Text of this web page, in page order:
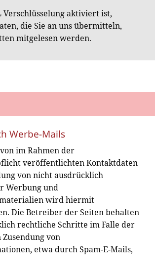
Verschlüsselung aktiviert ist,
die Sie an uns übermitteln,
mitgelesen werden.
Werbe-Mails
im Rahmen der
veröffentlichten Kontaktdaten
von nicht ausdrücklich
Werbung und
wird hiermit
Die Betreiber der Seiten behalten
rechtliche Schritte im Falle der
von
etwa durch Spam-E-Mails,